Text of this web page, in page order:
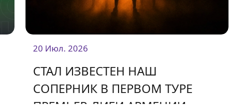
20 Июл. 2026
СТАЛ ИЗВЕСТЕН НАШ
СОПЕРНИК В ПЕРВОМ ТУРЕ